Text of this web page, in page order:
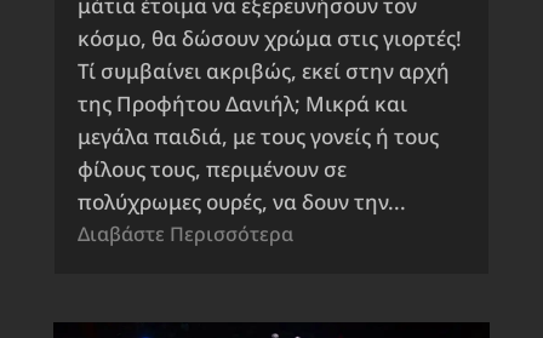
κόσμο, θα δώσουν χρώμα στις γιορτές!
Τί συμβαίνει ακριβώς, εκεί στην αρχή
της Προφήτου Δανιήλ; Μικρά και
μεγάλα παιδιά, με τους γονείς ή τους
φίλους τους, περιμένουν σε
πολύχρωμες ουρές, να δουν την...
Διαβάστε Περισσότερα